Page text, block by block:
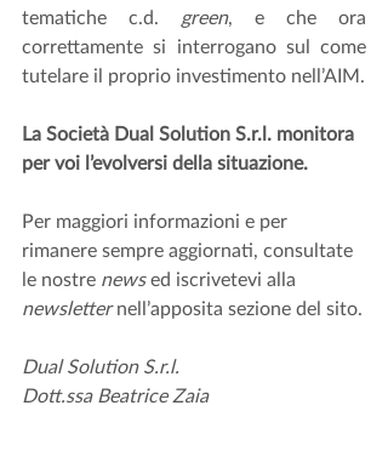
tematiche c.d. green, e che ora
correttamente si interrogano sul come
tutelare il proprio investimento nell’AIM.
La Società Dual Solution S.r.l. monitora
per voi l’evolversi della situazione.
Per maggiori informazioni e per
rimanere sempre aggiornati, consultate
le nostre news ed iscrivetevi alla
newsletter nell’apposita sezione del sito.
Dual Solution S.r.l.
Dott.ssa Beatrice Zaia